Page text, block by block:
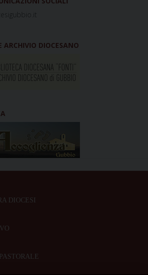
ARCHIVIO DIOCESANO
DIOCESI